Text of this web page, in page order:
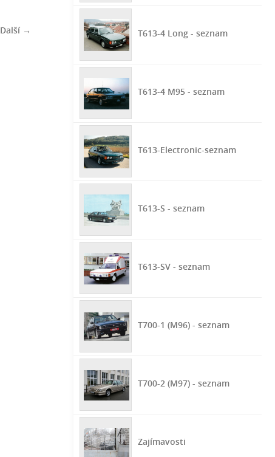
Další → T613-4 Long - seznam
T613-4 M95 - seznam
T613-Electronic-seznam
T613-S - seznam
T613-SV - seznam
T700-1 (M96) - seznam
T700-2 (M97) - seznam
Zajímavosti